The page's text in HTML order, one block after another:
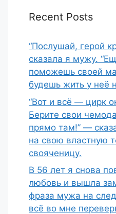
Recent Posts
“Послушай, герой
сказала я мужу.
поможешь своей
будешь жить у неё
“Вот и всё — цирк
Берите свои
прямо там!” —
на свою властную
свояченицу.
В 56 лет я снова
любовь и вышла
фраза мужа на
всё во мне